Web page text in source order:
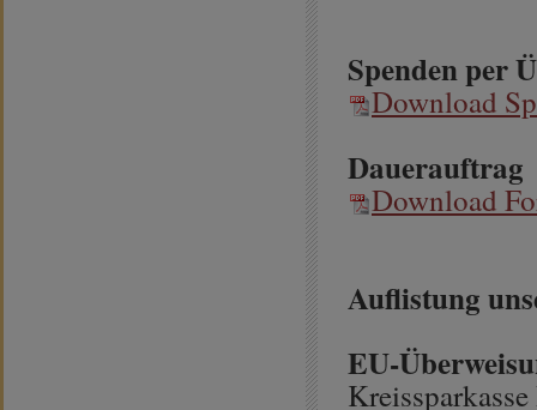
Spenden per
Download
Dauerauftrag
Download
Auflistung
EU-